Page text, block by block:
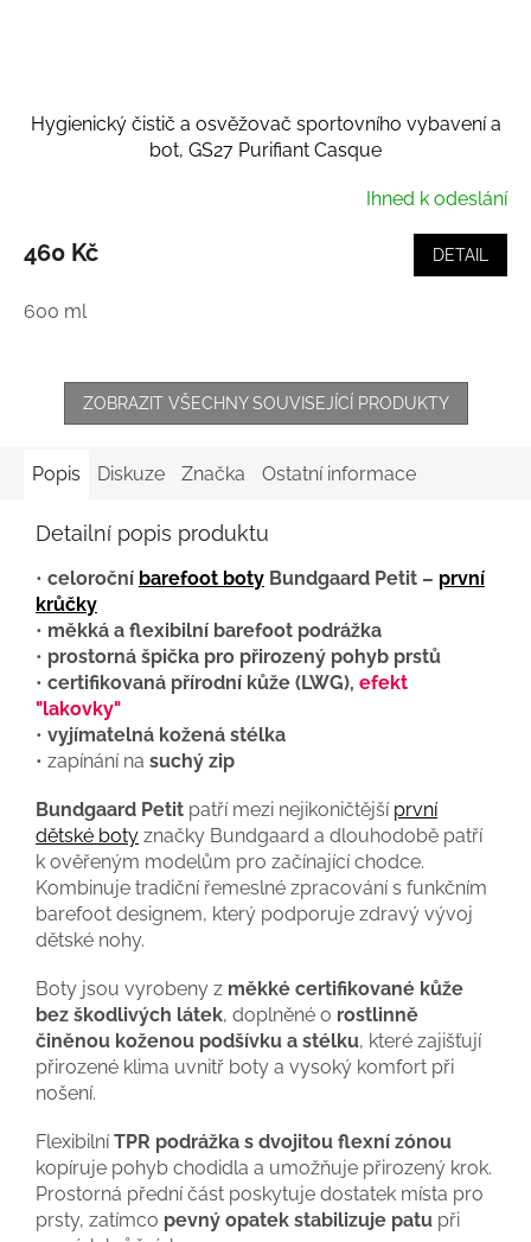
Hygienický čistič a osvěžovač sportovního vybavení a
bot, GS27 Purifiant Casque
Ihned k odeslání
460 Kč DETAIL
600 ml
ZOBRAZIT VŠECHNY SOUVISEJÍCÍ PRODUKTY
Popis Diskuze Značka Ostatní informace
Detailní popis produktu
• celoroční barefoot boty Bundgaard Petit – první
krůčky
• měkká a flexibilní barefoot podrážka
• prostorná špička pro přirozený pohyb prstů
• certifikovaná přírodní kůže (LWG), efekt
"lakovky"
• vyjímatelná kožená stélka
• zapínání na suchý zip
Bundgaard Petit patří mezi nejikoničtější první
dětské boty značky Bundgaard a dlouhodobě patří
k ověřeným modelům pro začínající chodce.
Kombinuje tradiční řemeslné zpracování s funkčním
barefoot designem, který podporuje zdravý vývoj
dětské nohy.
Boty jsou vyrobeny z měkké certifikované kůže
bez škodlivých látek, doplněné o rostlinně
činěnou koženou podšívku a stélku, které zajišťují
přirozené klima uvnitř boty a vysoký komfort při
nošení.
FlexibilníTPR podrážka s dvojitou flexní zónou
kopíruje pohyb chodidla a umožňuje přirozený krok.
Prostorná přední část poskytuje dostatek místa pro
prsty, zatímco pevný opatek stabilizuje patu při